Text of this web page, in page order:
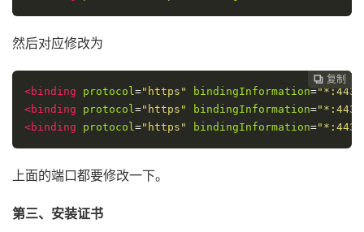
然后对应修改为
 复制
 复制
 复制
<binding
protocol="https" bindingInformation=
<binding
protocol="https" bindingInformation=
<binding
protocol="https" bindingInformation=
上面的端口都要修改一下。
第三、安装证书